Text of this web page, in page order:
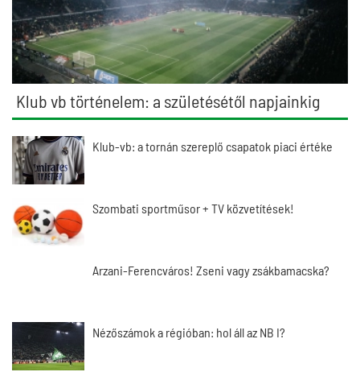
Klub vb történelem: a születésétől napjainkig
Klub-vb: a tornán szereplő csapatok piaci értéke
Szombati sportműsor + TV közvetítések!
Arzani-Ferencváros! Zseni vagy zsákbamacska?
Nézőszámok a régióban: hol áll az NB I?